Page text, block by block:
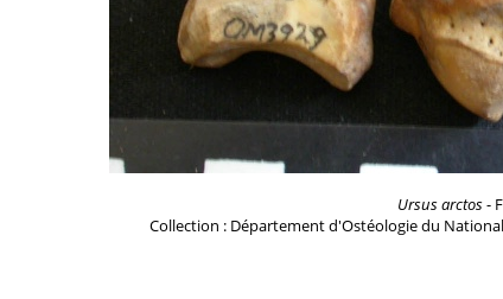
Ursus arctos-
Collection : Département d'Ostéologie du